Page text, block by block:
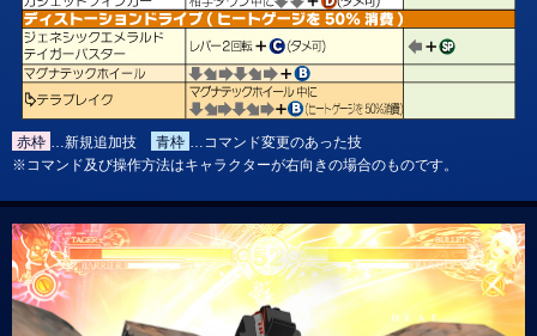
赤枠 …新規追加技 青枠 …コマンド変更のあった技
※コマンド及び操作方法はキャラクターが右向きの場合のものです。